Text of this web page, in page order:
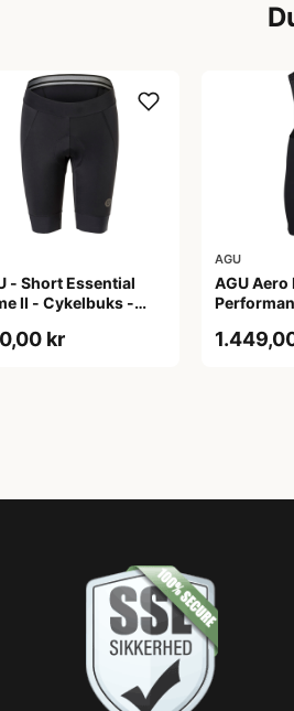
- Short Essential
II - Cykelbuks -
kr
AGU
AGU